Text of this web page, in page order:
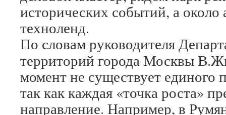
исторических событий, а
техноленд.
По словам руководителя
территорий города Москвы
момент не существует единого
так как каждая «точка роста»
направление. Например, в